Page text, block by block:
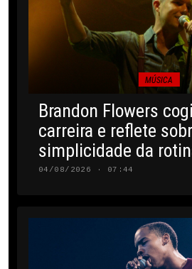
MÚSICA
Brandon Flowers
carreira e reflete
simplicidade da
04/08/2026 · 07:44